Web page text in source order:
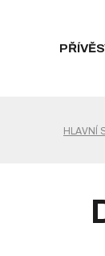
HLAVNÍ